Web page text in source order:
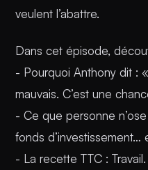
veulent l’abattre.
Dans cet épisode,
- Pourquoi Anthony dit :
mauvais. C’est une
- Ce que personne
fonds d’investissement…
- La recette TTC :